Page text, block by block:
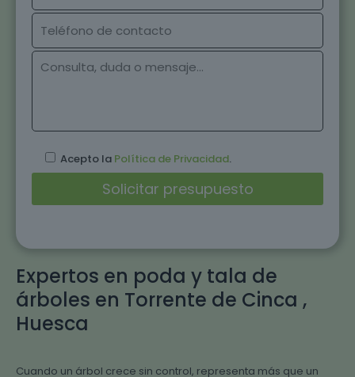
Expertos en poda y tala de
árboles en Torrente de Cinca ,
Huesca
Cuando un árbol crece sin control, representa más que un
Acepto la Política de Privacidad.